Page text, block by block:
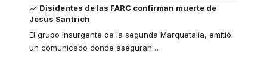
Disidentes de las FARC confirman muerte de
Jesús Santrich
El grupo insurgente de la segunda Marquetalia, emitió
un comunicado donde aseguran…